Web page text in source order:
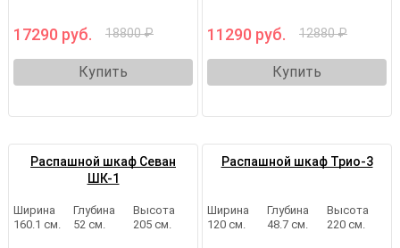
17290 руб. 18800 ₽
Купить
11290 руб. 12880 ₽
Купить
Распашной шкаф Севан
ШК-1
Ширина
160.1 см.
Глубина
52 см.
Высота
205 см.
Распашной шкаф Трио-3
Ширина
120 см.
Глубина
48.7 см.
Высота
220 см.